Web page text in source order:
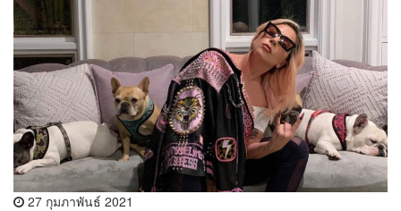
27 กุมภาพันธ์ 2021